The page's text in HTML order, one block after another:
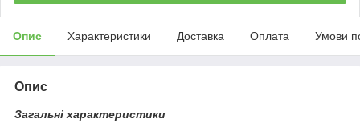
Опис Характеристики Доставка Оплата Умови
Опис
Загальні характеристики